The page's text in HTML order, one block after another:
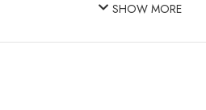
SHOW MORE